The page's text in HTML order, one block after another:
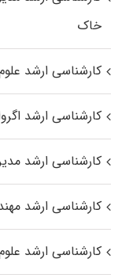
خاک
کارشناسی ارشد
کارشناسی ارشد
کارشناسی ارشد
کارشناسی ارشد
کارشناسی ارشد